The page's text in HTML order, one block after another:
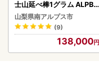
士山延べ棒1グラム ALPBK
180
山梨県南アルプス市
(9)
138,000